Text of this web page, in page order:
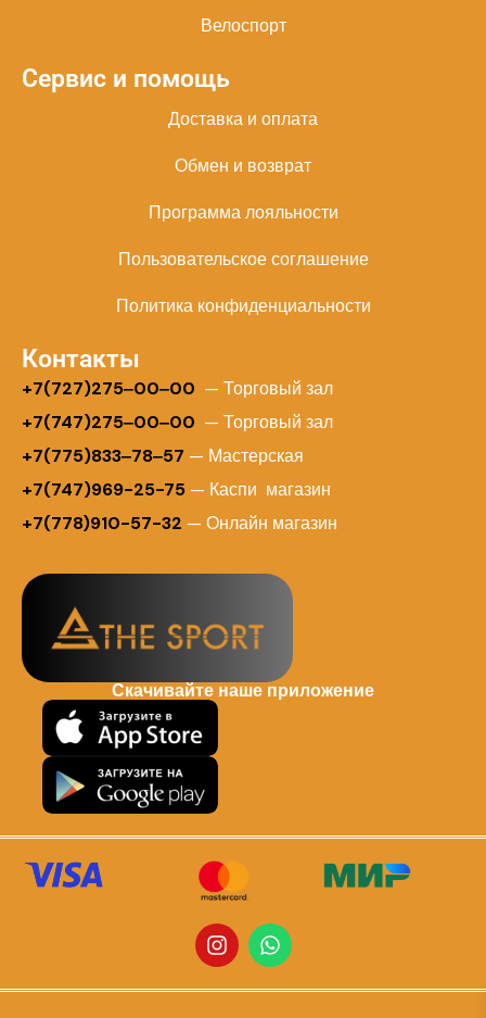
Велоспорт
Сервис и помощь
Доставка и оплата
Обмен и возврат
Программа лояльности
Пользовательское соглашение
Политика конфиденциальности
Контакты
+7(727)275‒00‒00 — Торговый зал
+7(747)275‒00‒00 — Торговый зал
+7(775)833‒78‒57 — Мастерская
+7(747)969-25-75 — Каспи магазин
+7(778)910-57-32 — Онлайн магазин
Скачивайте наше приложение